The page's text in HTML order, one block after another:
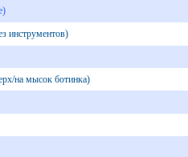
инструментов)
на мысок ботинка)